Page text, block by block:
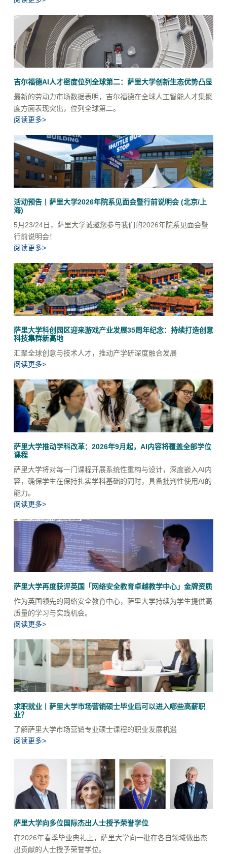
吉尔福德AI人才密度位列全球第二：萨里大学创新生态优势凸显
最新的劳动力市场数据表明，吉尔福德在全球人工智能人才集聚
度方面表现突出，位列全球第二。
阅读更多>
活动预告丨萨里大学2026年院系见面会暨行前说明会 (北京/上
海)
5月23/24日，萨里大学诚邀您参与我们的2026年院系见面会暨
行前说明会！
阅读更多>
萨里大学科创园区迎来游戏产业发展35周年纪念：持续打造创意
科技集群新高地
汇聚全球创意与技术人才，推动产学研深度融合发展
阅读更多>
萨里大学推动学科改革：2026年9月起，AI内容将覆盖全部学位
课程
萨里大学将对每一门课程开展系统性重构与设计，深度嵌入AI内
容，确保学生在保持扎实学科基础的同时，具备批判性使用AI的
能力。
阅读更多>
萨里大学再度获评英国「网络安全教育卓越教学中心」金牌资质
作为英国领先的网络安全教育中心，萨里大学持续为学生提供高
质量的学习与实践机会。
阅读更多>
求职就业丨萨里大学市场营销硕士毕业后可以进入哪些高薪职
业？
了解萨里大学市场营销专业硕士课程的职业发展机遇
阅读更多>
萨里大学向多位国际杰出人士授予荣誉学位
在2026年春季毕业典礼上，萨里大学向一批在各自领域做出杰
出贡献的人士授予荣誉学位。